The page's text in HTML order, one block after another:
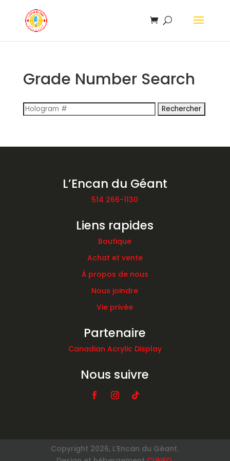
Grade Number Search
Rechercher :
L’Encan du Géant
514 266-1130
Liens rapides
Boutique
Achat et vente
À propos de nous
Nous joindre
Vie privée
Partenaire
Canadian Acrylic Display
Nous suivre
Copyright 2026, L'Encan du Géant.